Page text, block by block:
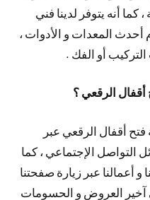
كما أنه يتوفر لدينا فني
أحدث المعدات و الأدوات ،
أو الفك .
الرقعي ؟
أقفال الرقعي عبر
التواصل الإجتماعي ، كما
أعمالنا عبر زيارة صفحتنا
آخير العروض و الحسومات